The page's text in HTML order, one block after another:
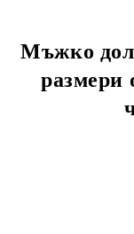
Мъжко
размери